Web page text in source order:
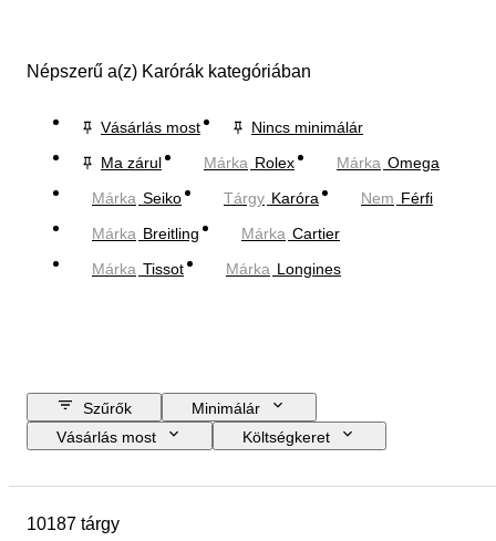
Népszerű a(z) Karórák kategóriában
Vásárlás most
Nincs minimálár
Ma zárul
Márka Rolex Márka Omega
Márka Seiko Tárgy Karóra Nem Férfi
Márka Breitling Márka Cartier
Márka Tissot Márka Longines
Szűrők
Minimálár
Vásárlás most
Költségkeret
Óraszíj hossza
10187 tárgy